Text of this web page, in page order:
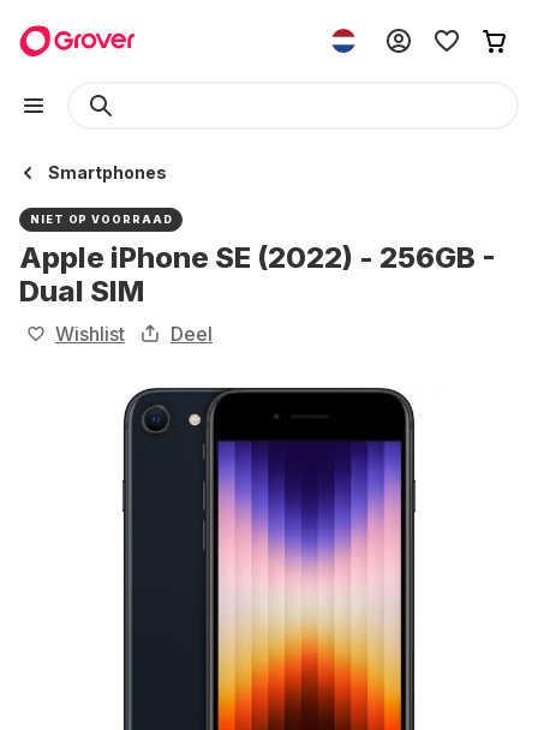
Smartphones
NIET OP VOORRAAD
Apple iPhone SE (2022) - 256GB -
Dual SIM
Wishlist Deel